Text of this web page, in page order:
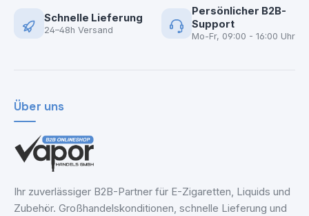
Schnelle Lieferung
24–48h Versand
Persönlicher B2B-
Support
Mo-Fr, 09:00 - 16:00 Uhr
Über uns
Ihr zuverlässiger B2B-Partner für E-Zigaretten, Liquids und
Zubehör. Großhandelskonditionen, schnelle Lieferung und